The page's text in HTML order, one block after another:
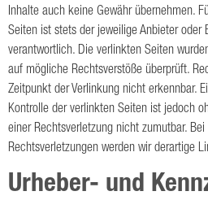
Inhalte auch keine Gewähr übernehmen.
Seiten ist stets der jeweilige Anbieter oder
verantwortlich. Die verlinkten Seiten
auf mögliche Rechtsverstöße überprüft.
Zeitpunkt der Verlinkung nicht erkennbar.
Kontrolle der verlinkten Seiten ist jedoch
einer Rechtsverletzung nicht zumutbar.
Rechtsverletzungen werden wir derartige
Urheber- und